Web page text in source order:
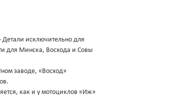
исключительно для
для Минска, Восхода и Совы
заводе, «Восход»
как и у мотоциклов «Иж»